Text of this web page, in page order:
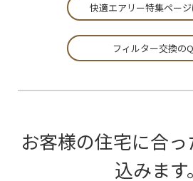
快適エアリー特集ペー
フィルター交換の
お客様の住宅に合
込みます。